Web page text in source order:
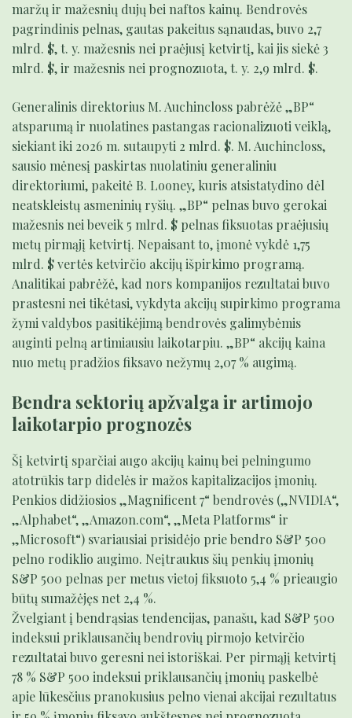
maržų ir mažesnių dujų bei naftos kainų. Bendrovės
pagrindinis pelnas, gautas pakeitus sąnaudas, buvo 2,7
mlrd. $, t. y. mažesnis nei praėjusį ketvirtį, kai jis siekė 3
mlrd. $, ir mažesnis nei prognozuota, t. y. 2,9 mlrd. $.
Generalinis direktorius M. Auchincloss pabrėžė „BP“
atsparumą ir nuolatines pastangas racionalizuoti veiklą,
siekiant iki 2026 m. sutaupyti 2 mlrd. $. M. Auchincloss,
sausio mėnesį paskirtas nuolatiniu generaliniu
direktoriumi, pakeitė B. Looney, kuris atsistatydino dėl
neatskleistų asmeninių ryšių. „BP“ pelnas buvo gerokai
mažesnis nei beveik 5 mlrd. $ pelnas fiksuotas praėjusių
metų pirmąjį ketvirtį. Nepaisant to, įmonė vykdė 1,75
mlrd. $ vertės ketvirčio akcijų išpirkimo programą.
Analitikai pabrėžė, kad nors kompanijos rezultatai buvo
prastesni nei tikėtasi, vykdyta akcijų supirkimo programa
žymi valdybos pasitikėjimą bendrovės galimybėmis
auginti pelną artimiausiu laikotarpiu. „BP“ akcijų kaina
nuo metų pradžios fiksavo nežymų 2,07 % augimą.
Bendra sektorių apžvalga ir artimojo
laikotarpio prognozės
Šį ketvirtį sparčiai augo akcijų kainų bei pelningumo
atotrūkis tarp didelės ir mažos kapitalizacijos įmonių.
Penkios didžiosios „Magnificent 7“ bendrovės („NVIDIA“,
„Alphabet“, „Amazon.com“, „Meta Platforms“ ir
„Microsoft“) svariausiai prisidėjo prie bendro S&P 500
pelno rodiklio augimo. Neįtraukus šių penkių įmonių
S&P 500 pelnas per metus vietoj fiksuoto 5,4 % prieaugio
būtų sumažėjęs net 2,4 %.
Žvelgiant į bendrąsias tendencijas, panašu, kad S&P 500
indeksui priklausančių bendrovių pirmojo ketvirčio
rezultatai buvo geresni nei istoriškai. Per pirmąjį ketvirtį
78 % S&P 500 indeksui priklausančių įmonių paskelbė
apie lūkesčius pranokusius pelno vienai akcijai rezultatus